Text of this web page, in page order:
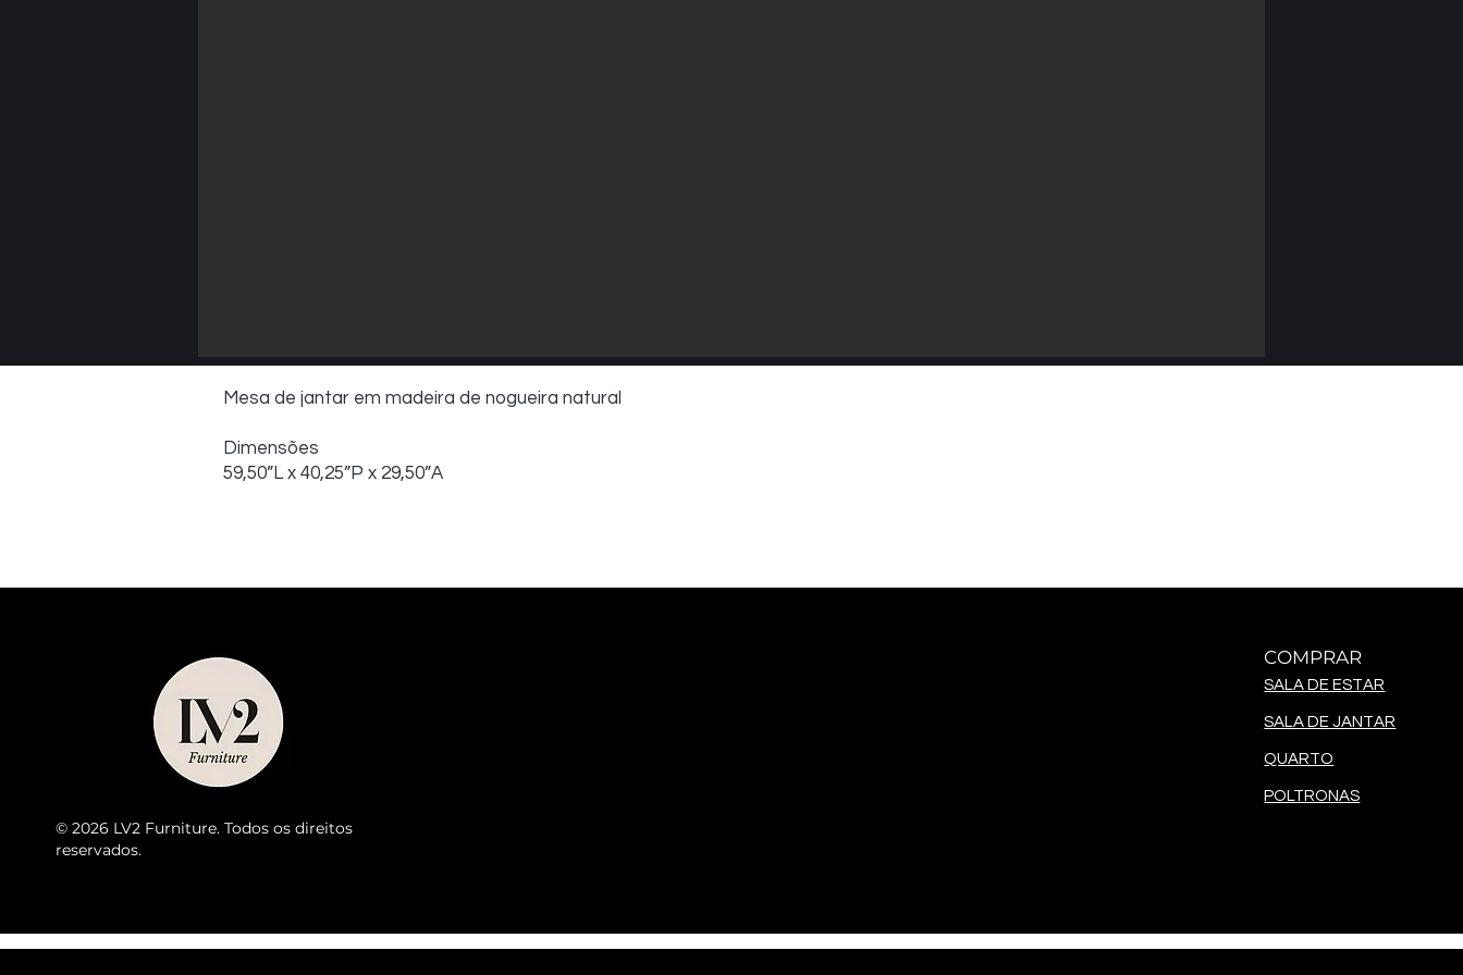
Mesa de jantar em madeira de nogueira natural
Dimensões
59,50”L x 40,25”P x 29,50”A
© 2026 LV2 Furniture. Todos os direitos
reservados.
COMPRAR
SALA DE ESTAR
SALA DE JANTAR
QUARTO
POLTRONAS